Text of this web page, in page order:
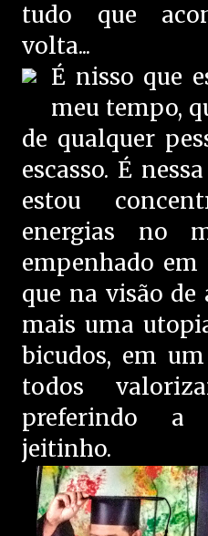
tudo que
volta...
É nisso que
meu tempo,
de qualquer
escasso. É
estou
energias no
empenhado
que na visão de
mais uma
bicudos, em
todos
preferindo a
jeitinho.